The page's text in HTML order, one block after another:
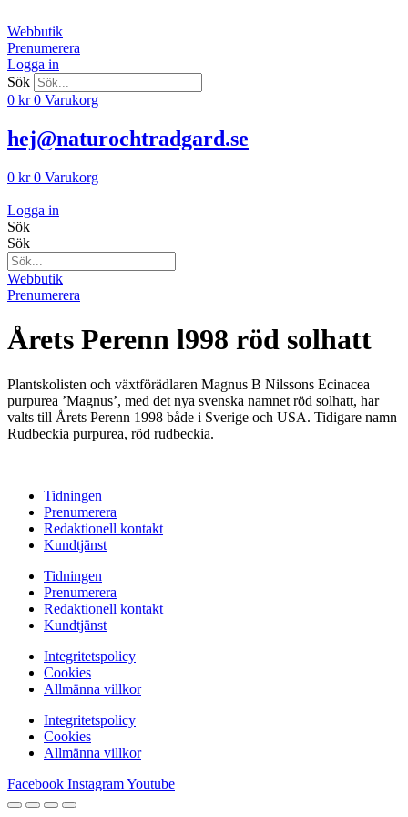
till
innehåll
Webbutik
Prenumerera
Logga in
Sök
0 kr 0 Varukorg
hej@naturochtradgard.se
0 kr 0 Varukorg
Logga in
Sök
Sök
Webbutik
Prenumerera
Årets Perenn l998 röd solhatt
Plantskolisten och växtförädlaren Mag­nus B Nilssons Ecinacea
purpurea ’Magnus’, med det nya svenska namnet röd solhatt, har
valts till Årets Perenn 1998 både i Sverige och USA. Tidigare namn
Rudbeckia purpurea, röd rudbeckia.
Tidningen
Prenumerera
Redaktionell kontakt
Kundtjänst
Tidningen
Prenumerera
Redaktionell kontakt
Kundtjänst
Integritetspolicy
Cookies
Allmänna villkor
Integritetspolicy
Cookies
Allmänna villkor
Facebook InstagramYoutube